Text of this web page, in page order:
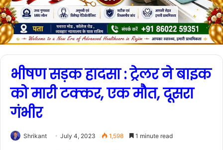
भीषण सड़क हादसा : ट्रेलर ने बाइक
को मारी टक्कर, एक मौत, दूसरा
गंभीर
Shrikant July 4, 2023 1,598 1 minute read